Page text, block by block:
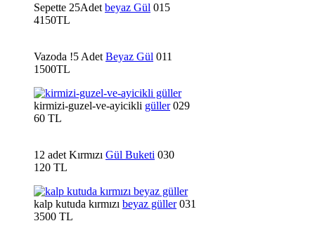
Sepette 25Adet beyaz Gül 015
4150TL
Vazoda !5 Adet Beyaz Gül 011
1500TL
kirmizi-guzel-ve-ayicikli güller029
60 TL
12 adet Kırmızı Gül Buketi 030
120 TL
kalp kutuda kırmızı beyaz güller031
3500 TL